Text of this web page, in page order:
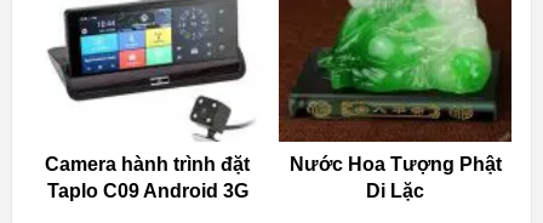
Camera hành trình đặt
Taplo C09 Android 3G
Nước Hoa Tượng Phật
Di Lặc